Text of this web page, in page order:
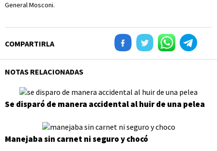
General Mosconi.
COMPARTIRLA
NOTAS RELACIONADAS
Se disparó de manera accidental al huir de una pelea
Manejaba sin carnet ni seguro y chocó